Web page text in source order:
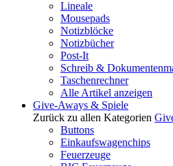
Lineale
Mousepads
Notizblöcke
Notizbücher
Post-It
Schreib &
Taschenrechner
Alle Artikel anzeigen
Give-Aways & Spiele
Zurück zu allen Kategorien
Buttons
Einkaufswagenchips
Feuerzeuge